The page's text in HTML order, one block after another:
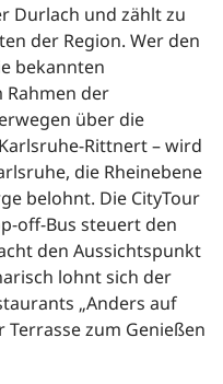
Durlach und zählt zu
der Region. Wer den
bekannten
Rahmen der
über die
Rittnert – wird
die Rheinebene
belohnt. Die CityTour
off-Bus steuert den
den Aussichtspunkt
lohnt sich der
„Anders auf
zum Genießen